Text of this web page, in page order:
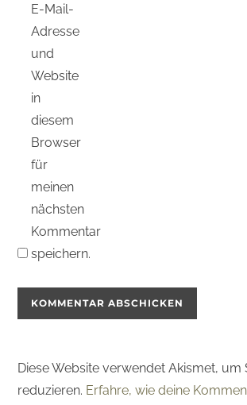
E-Mail-
Adresse
und
Website
in
diesem
Browser
für
meinen
nächsten
Kommentar
speichern.
Diese Website verwendet Akismet, um
reduzieren. Erfahre, wie deine